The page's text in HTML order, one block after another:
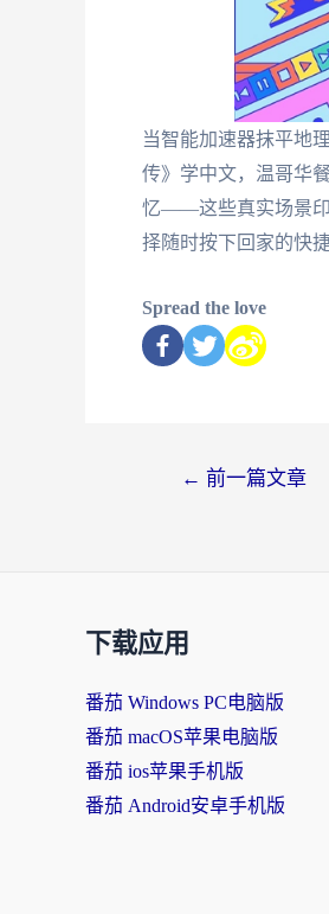
当智能加速器抹平地
传》学中文，温哥华
忆——这些真实场景印
择随时按下回家的快捷
Spread the love
← 前一篇文章
下载应用
番茄 Windows PC电脑版
番茄 macOS苹果电脑版
番茄 ios苹果手机版
番茄 Android安卓手机版